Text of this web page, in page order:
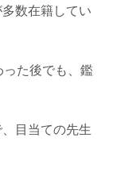
数在籍してい
た後でも、鑑
目当ての先生